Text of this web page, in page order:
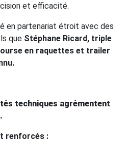
et efficacité.
en partenariat étroit avec des
que Stéphane Ricard, triple
en raquettes et trailer
techniques agrémentent
renforcés :